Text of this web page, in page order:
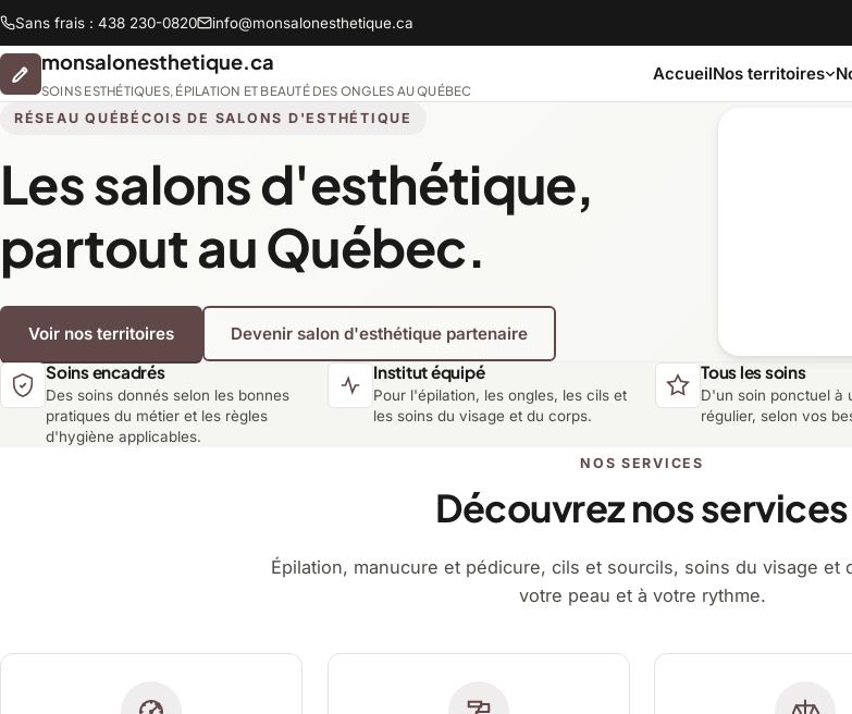
Sans frais : 438 230-0820 info@monsalonesthetique.ca
monsalonesthetique.ca
SOINS ESTHÉTIQUES, ÉPILATION ET BEAUTÉ DES ONGLES AU QUÉBEC
AccueilNos territoires
Bas-Saint-Laurent
Lanaudière Laurentides Laval
Montérégie Nord-
RÉSEAU QUÉBÉCOIS DE SALONS D'ESTHÉTIQUE
Les salons d'esthétique,
partout au Québec.
Voir nos territoires Devenir salon d'esthétique partenaire
Soins encadrés
Des soins donnés selon les bonnes
pratiques du métier et les règles
d'hygiène applicables.
Institut équipé
Pour l'épilation, les ongles, les cils et
les soins du visage et du corps.
Tous les soins
D'un soin ponctuel à
régulier, selon vos
NOS SERVICES
Découvrez nos services
Épilation, manucure et pédicure, cils et sourcils, soins du visage et
votre peau et à votre rythme.